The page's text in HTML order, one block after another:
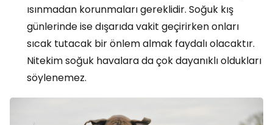
ısınmadan korunmaları gereklidir. Soğuk kış
günlerinde ise dışarıda vakit geçirirken onları
sıcak tutacak bir önlem almak faydalı olacaktır.
Nitekim soğuk havalara da çok dayanıklı oldukları
söylenemez.